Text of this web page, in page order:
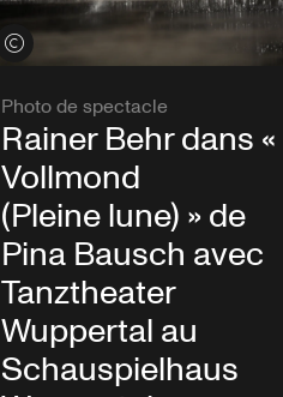
Voir les crédits
Photo de spectacle
Rainer Behr dans «
Vollmond
(Pleine lune) » de
Pina Bausch avec
Tanztheater
Wuppertal au
Schauspielhaus